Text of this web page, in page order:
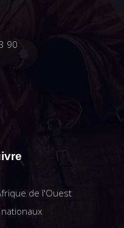
90
de l'Ouest
nationaux